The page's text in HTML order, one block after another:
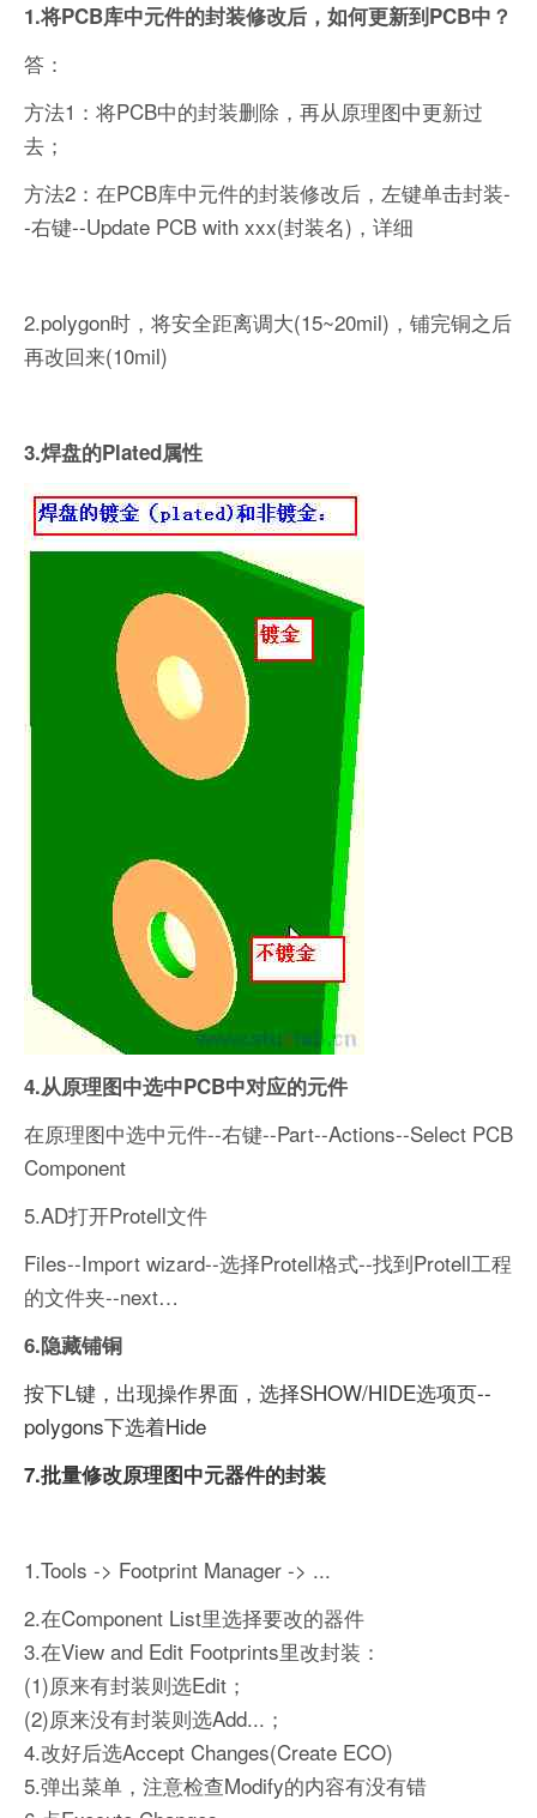
1.将PCB库中元件的封装修改后，如何更新到PCB中？
答：
方法1：将PCB中的封装删除，再从原理图中更新过
去；
方法2：在PCB库中元件的封装修改后，左键单击封装-
-右键--Update PCB with xxx(封装名)，详细
2.polygon时，将安全距离调大(15~20mil)，铺完铜之后
再改回来(10mil)
3.焊盘的Plated属性
4.从原理图中选中PCB中对应的元件
在原理图中选中元件--右键--Part--Actions--Select PCB
Component
5.AD打开Protell文件
Files--Import wizard--选择Protell格式--找到Protell工程
的文件夹--next…
6.隐藏铺铜
按下L键，出现操作界面，选择SHOW/HIDE选项页--
polygons下选着Hide
7.批量修改原理图中元器件的封装
1.Tools -> Footprint Manager -> ...
2.在Component List里选择要改的器件
3.在View and Edit Footprints里改封装：
(1)原来有封装则选Edit；
(2)原来没有封装则选Add...；
4.改好后选Accept Changes(Create ECO)
5.弹出菜单，注意检查Modify的内容有没有错